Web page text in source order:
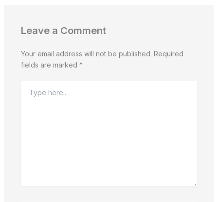
Leave a Comment
Your email address will not be published. Required
fields are marked *
here..